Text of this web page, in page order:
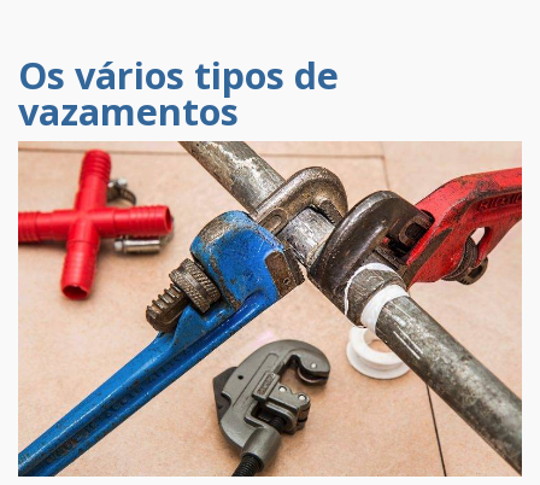
Os vários tipos de
vazamentos